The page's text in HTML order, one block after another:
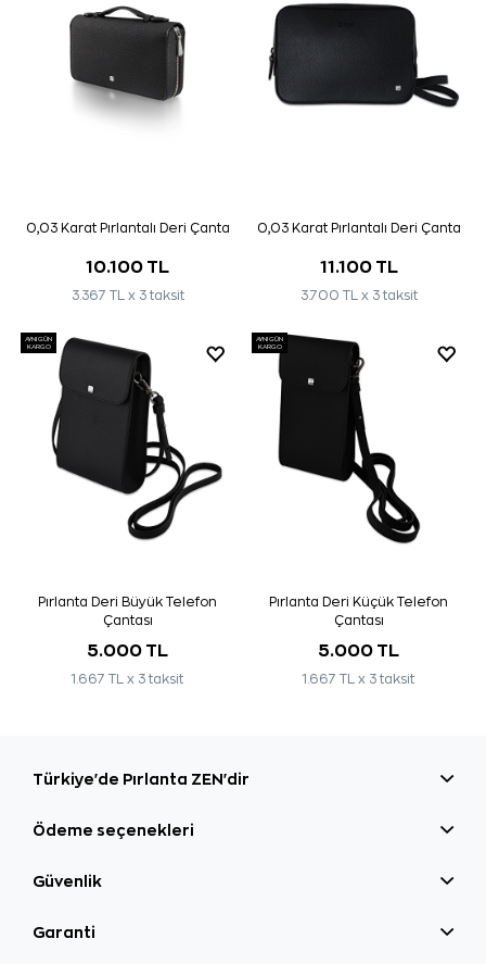
0,03 Karat Pırlantalı Deri Çanta
10.100 TL
3.367 TL x 3 taksit
0,03 Karat Pırlantalı Deri Çanta
11.100 TL
3.700 TL x 3 taksit
AYNI GÜN
KARGO
Pırlanta Deri Büyük Telefon
Çantası
5.000 TL
1.667 TL x 3 taksit
AYNI GÜN
KARGO
Pırlanta Deri Küçük Telefon
Çantası
5.000 TL
1.667 TL x 3 taksit
Türkiye'de Pırlanta ZEN'dir
Ödeme seçenekleri
Güvenlik
Garanti